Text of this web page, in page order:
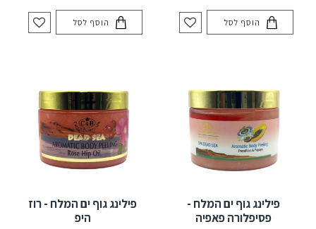
הוסף לסל הוסף לסל
פילינג גוף ים המלח -
פסיפלורה פאפיה
פילינג גוף ים המלח - רוז
היפ